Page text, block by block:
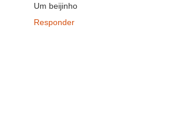
Um beijinho
Responder